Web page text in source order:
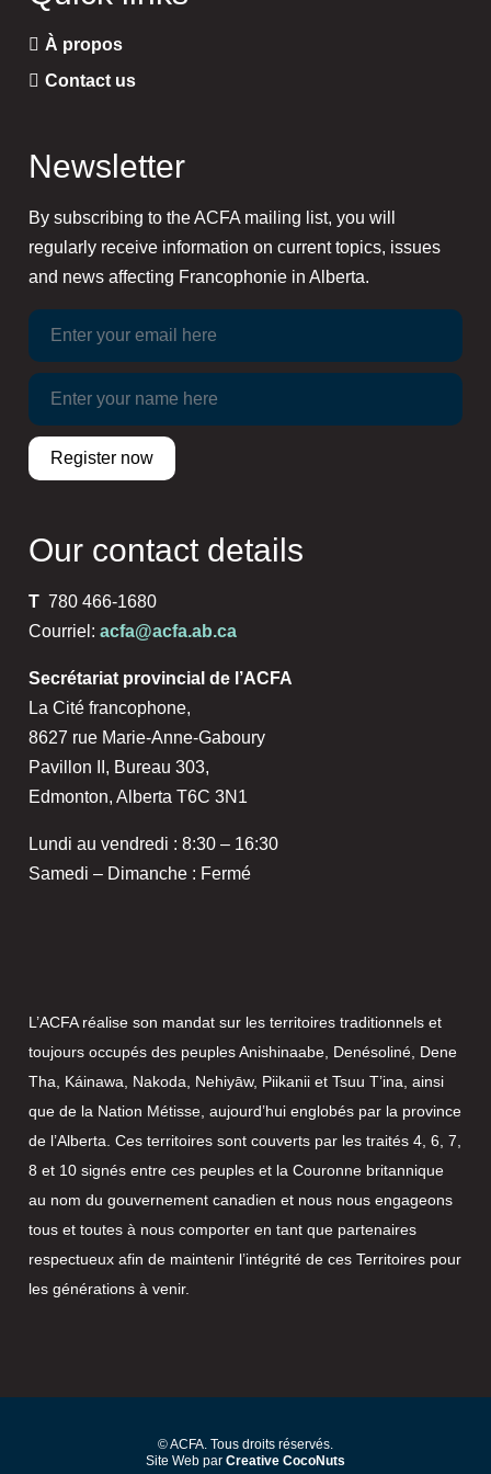
À propos
Contact us
Newsletter
By subscribing to the ACFA mailing list, you will
regularly receive information on current topics, issues
and news affecting Francophonie in Alberta.
Our contact details
T 780 466-1680
Courriel: acfa@acfa.ab.ca
Secrétariat provincial de l’ACFA
La Cité francophone,
8627 rue Marie-Anne-Gaboury
Pavillon II, Bureau 303,
Edmonton, Alberta T6C 3N1
Lundi au vendredi : 8:30 – 16:30
Samedi – Dimanche : Fermé
L’ACFA réalise son mandat sur les territoires traditionnels et
toujours occupés des peuples Anishinaabe, Denésoliné, Dene
Tha, Káinawa, Nakoda, Nehiyāw, Piikanii et Tsuu T’ina, ainsi
que de la Nation Métisse, aujourd’hui englobés par la province
de l’Alberta. Ces territoires sont couverts par les traités 4, 6, 7,
8 et 10 signés entre ces peuples et la Couronne britannique
au nom du gouvernement canadien et nous nous engageons
tous et toutes à nous comporter en tant que partenaires
respectueux afin de maintenir l’intégrité de ces Territoires pour
les générations à venir.
© ACFA. Tous droits réservés.
Site Web par Creative CocoNuts